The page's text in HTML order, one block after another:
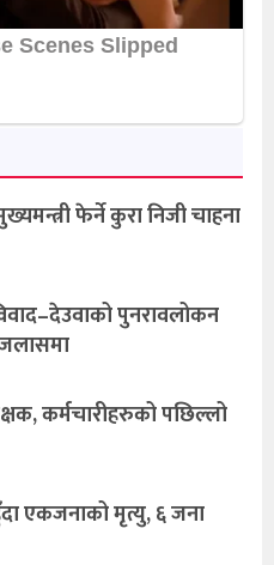
फेर्ने कुरा निजी चाहना
पुनरावलोकन
कर्मचारीहरुको पछिल्लो
एकजनाको मृत्यु, ६ जना